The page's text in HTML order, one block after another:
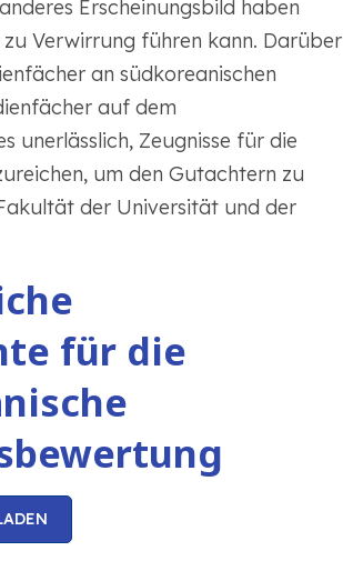
Erscheinungsbild haben
Verwirrung führen kann. Darüber
an südkoreanischen
auf dem
unerlässlich, Zeugnisse für die
um den Gutachtern zu
der Universität und der
für die